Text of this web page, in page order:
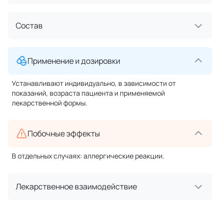
Состав
Применение и дозировки
Устанавливают индивидуально, в зависимости от
показаний, возраста пациента и применяемой
лекарственной формы.
Побочные эффекты
В отдельных случаях: аллергические реакции.
Лекарственное взаимодействие